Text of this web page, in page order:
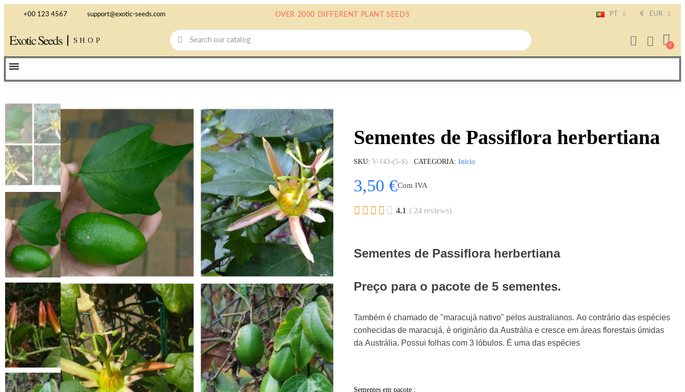
+00 123 4567 support@exotic-seeds.com OVER 2000 DIFFERENT PLANT SEEDS PT € EUR
Exotic Seeds SHOP
Sementes de Passiflora herbertiana
SKU V-143-(5-S) CATEGORIA Início
3,50 €Com IVA
     4.1 ( 24 reviews)
Sementes de Passiflora herbertiana
Preço para o pacote de 5 sementes.
Também é chamado de "maracujá nativo" pelos australianos. Ao contrário das espécies
conhecidas de maracujá, é originário da Austrália e cresce em áreas florestais úmidas
da Austrália. Possui folhas com 3 lóbulos. É uma das espécies
Sementes em pacote :